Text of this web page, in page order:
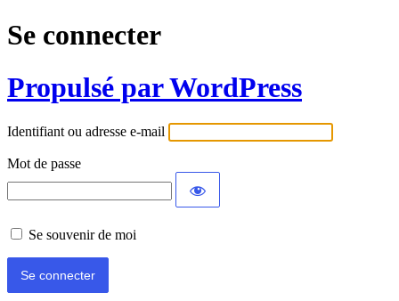
Se connecter
Propulsé par WordPress
Identifiant ou adresse e-mail
Mot de passe
Se souvenir de moi